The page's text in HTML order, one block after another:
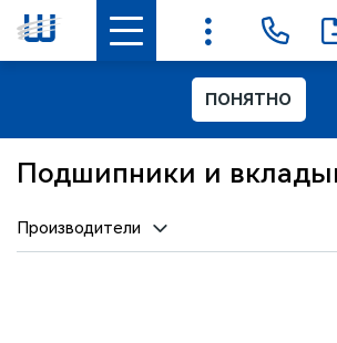
ПОНЯТНО
Подшипники и
Производители